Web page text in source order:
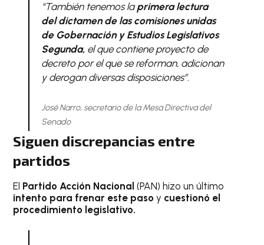
“También tenemos laprimera lectura
del dictamen de las comisiones unidas
de Gobernación y Estudios Legislativos
Segunda,el que contiene proyecto de
decreto por el que se reforman, adicionan
y derogan diversas disposiciones”.
José Narro, secretario de la Mesa Directiva del
Senado
Siguen discrepancias entre
partidos
El Partido Acción Nacional (PAN) hizo un último
intento para frenar este paso y cuestionó el
procedimiento legislativo.